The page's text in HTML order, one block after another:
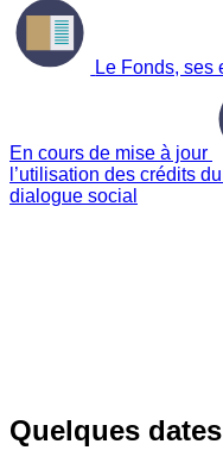
Le Fonds, ses
En cours de mise à jour
l’utilisation des crédits
dialogue social
Quelques